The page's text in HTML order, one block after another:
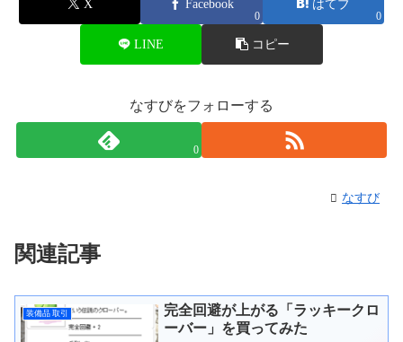
X Facebook
0
はてブ
0
LINE コピー
なすびをフォローする
0
なすび
関連記事
装備品 取引
完全回避が上がる「ラッキークロ
ーバー」を買ってみた